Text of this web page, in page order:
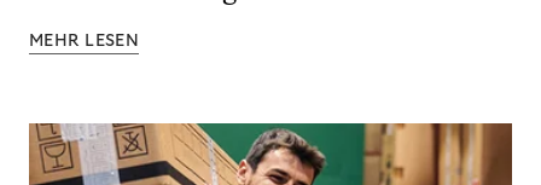
MEHR LESEN